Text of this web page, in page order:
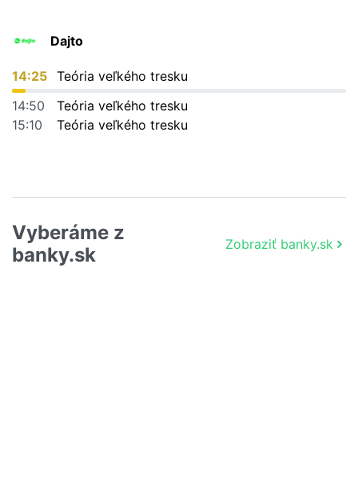
Dajto
14:25 Teória veľkého tresku
14:50
Teória veľkého tresku
15:10
Teória veľkého tresku
Vyberáme z
banky.sk
Zobraziť banky.sk